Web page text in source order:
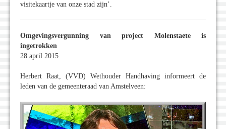
visitekaartje van onze stad zijn’.
Omgevingsvergunning van project Molenstaete is
ingetrokken
28 april 2015
Herbert Raat, (VVD) Wethouder Handhaving informeert de
leden van de gemeenteraad van Amstelveen: